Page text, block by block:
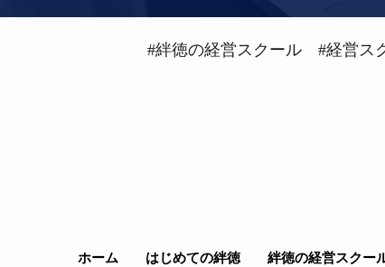
#絆徳の経営スクール #経営
ホーム はじめての絆徳 絆徳の経営スクー